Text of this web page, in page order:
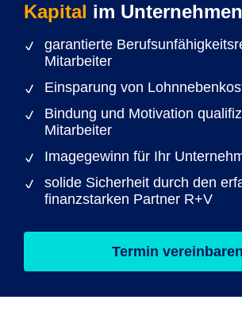
Kapital im Unternehmen
garantierte
Mitarbeiter
Einsparung von
Bindung und Motivation
Mitarbeiter
Imagegewinn für Ihr
solide Sicherheit durch den
finanzstarken Partner R+V
Termin vereinbaren